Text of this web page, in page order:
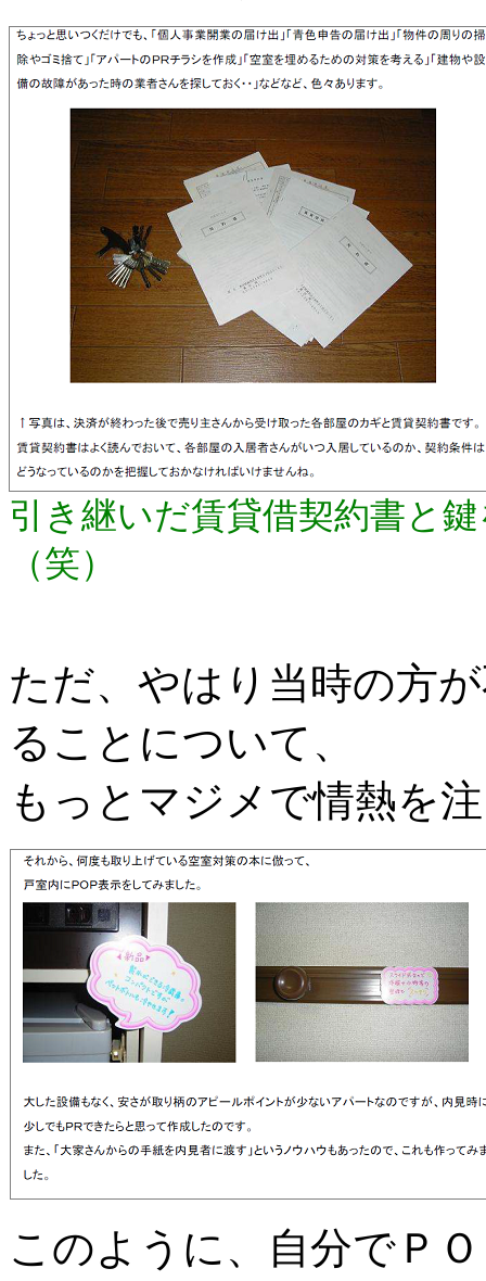
引き継いだ賃貸借契約書と
（笑）
ただ、やはり当時の方
ることについて、
もっとマジメで情熱を
このように、自分でＰ